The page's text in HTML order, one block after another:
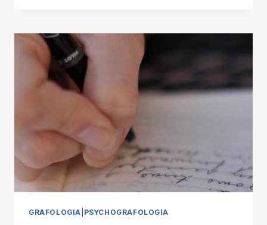
SAMO
PISANIE
EKSPRESYWNE?
ZAWSZE.
TA
RÓŻNICA
MOŻE
ZMIENIĆ
GRAFOLOGIA PSYCHOGRAFOLOGIA